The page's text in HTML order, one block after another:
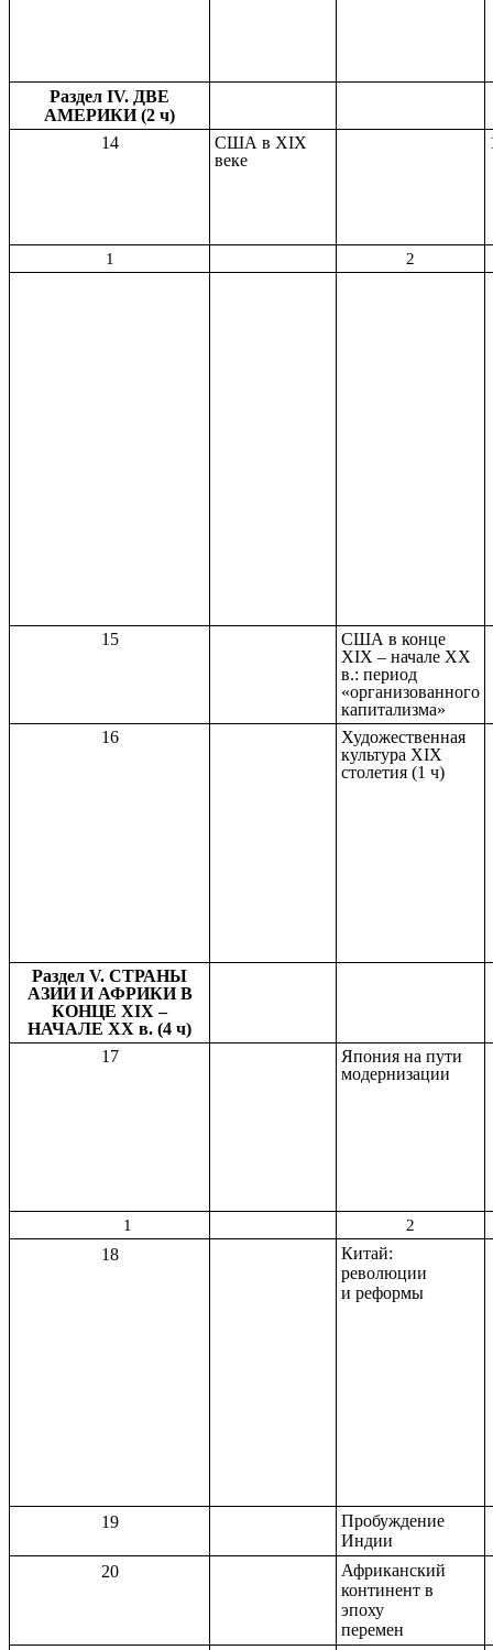
Раздел IV. ДВЕ
АМЕРИКИ (2 ч)
14
США в XIX
веке
1 2
15
США в конце
XIX – начале XX
в.: период
«организованного
капитализма»
16
Художественная
культура XIX
столетия (1 ч)
Раздел V. СТРАНЫ
АЗИИ И АФРИКИ В
КОНЦЕ XIX –
НАЧАЛЕ XX в. (4 ч)
17
Япония на пути
модернизации
1 2
18
Китай:
революции
и реформы
19
Пробуждение
Индии
20
Африканский
континент в
эпоху
перемен